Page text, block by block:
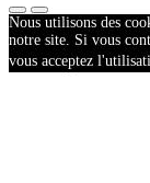
Nous utilisons des
notre site. Si vous
vous acceptez